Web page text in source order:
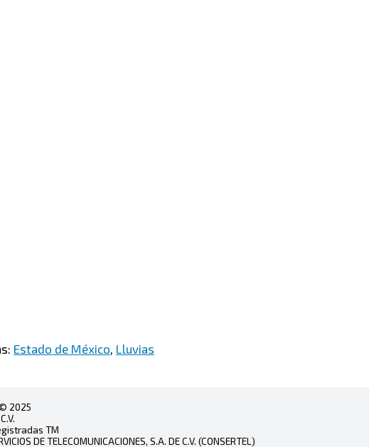
Estado de México, Lluvias
2025
TM
DE TELECOMUNICACIONES, S.A. DE C.V. (CONSERTEL)